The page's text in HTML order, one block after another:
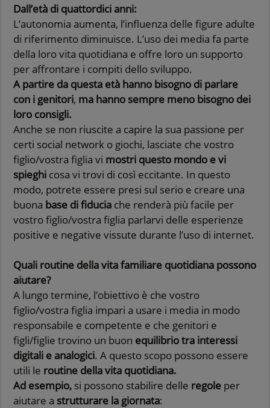
Dall’età di quattordici anni:
L’autonomia aumenta, l’influenza delle figure adulte
di riferimento diminuisce. L’uso dei media fa parte
della loro vita quotidiana e offre loro un supporto
per affrontare i compiti dello sviluppo.
A partire da questa età hanno bisogno di parlare
con i genitori, ma hanno sempre meno bisogno dei
loro consigli.
Anche se non riuscite a capire la sua passione per
certi social network o giochi, lasciate che vostro
figlio/vostra figlia vi mostri questo mondo e vi
spieghi cosa vi trovi di così eccitante. In questo
modo, potrete essere presi sul serio e creare una
buona base di fiducia che renderà più facile per
vostro figlio/vostra figlia parlarvi delle esperienze
positive e negative vissute durante l’uso di internet.
Quali routine della vita familiare quotidiana possono
aiutare?
A lungo termine, l’obiettivo è che vostro
figlio/vostra figlia impari a usare i media in modo
responsabile e competente e che genitori e
figli/figlie trovino un buon equilibrio tra interessi
digitali e analogici. A questo scopo possono essere
utili le routine della vita quotidiana.
Ad esempio, si possono stabilire delle regole per
aiutare a strutturare la giornata: